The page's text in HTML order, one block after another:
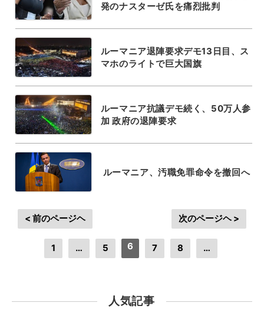
発のナスターゼ氏を痛烈批判
ルーマニア退陣要求デモ13日目、ス
マホのライトで巨大国旗
ルーマニア抗議デモ続く、50万人参
加 政府の退陣要求
ルーマニア、汚職免罪命令を撤回へ
< 前のページヘ
1 … 5 6 7 8 …
次のページヘ >
人気記事